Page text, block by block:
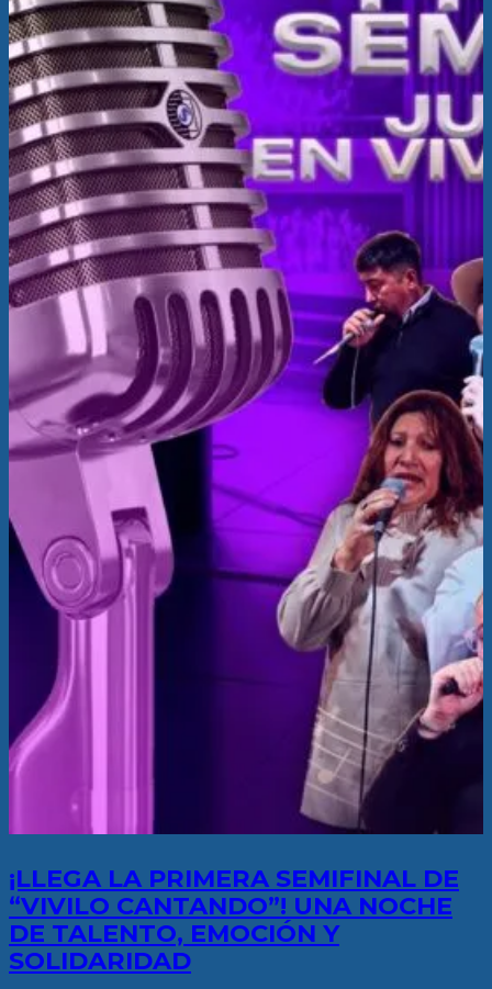
¡LLEGA LA PRIMERA SEMIFINAL DE
“VIVILO CANTANDO”! UNA NOCHE
DE TALENTO, EMOCIÓN Y
SOLIDARIDAD